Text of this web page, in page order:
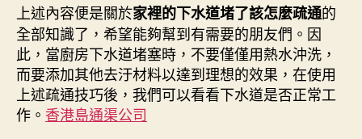
上述內容便是關於家裡的下水道堵了該怎麼疏通的
全部知識了，希望能夠幫到有需要的朋友們。因
此，當廚房下水道堵塞時，不要僅僅用熱水沖洗，
而要添加其他去汙材料以達到理想的效果，在使用
上述疏通技巧後，我們可以看看下水道是否正常工
作。 香港島通渠公司